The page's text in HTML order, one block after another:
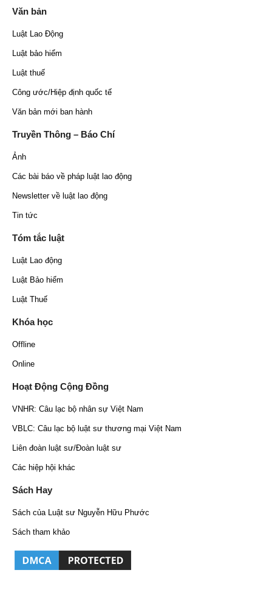
Văn bản
Luật Lao Động
Luật bảo hiểm
Luật thuế
Công ước/Hiệp định quốc tế
Văn bản mới ban hành
Truyền Thông – Báo Chí
Ảnh
Các bài báo về pháp luật lao động
Newsletter về luật lao động
Tin tức
Tóm tắc luật
Luật Lao động
Luật Bảo hiểm
Luật Thuế
Khóa học
Offline
Online
Hoạt Động Cộng Đồng
VNHR: Câu lạc bộ nhân sự Việt Nam
VBLC: Câu lạc bộ luật sư thương mại Việt Nam
Liên đoàn luật sư/Đoàn luật sư
Các hiệp hội khác
Sách Hay
Sách của Luật sư Nguyễn Hữu Phước
Sách tham khảo